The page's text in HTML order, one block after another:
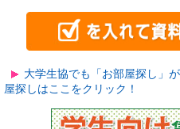
大学生協でも「お部屋探し」
屋探しはここをクリック！